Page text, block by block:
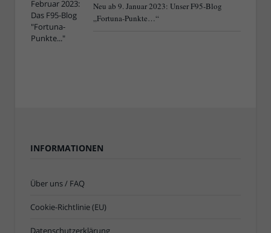
Neu ab 9. Januar 2023: Unser F95-Blog
„Fortuna-Punkte…“
INFORMATIONEN
Über uns / FAQ
Cookie-Richtlinie (EU)
Datenschutzerklärung